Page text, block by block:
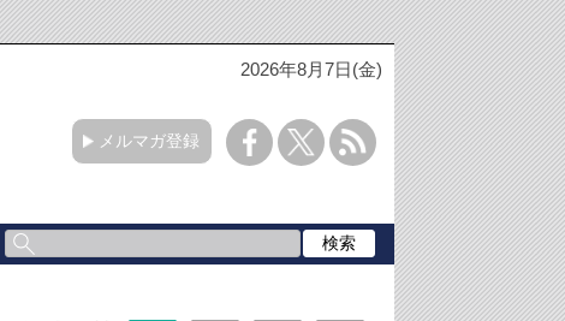
2026年8月7日(金)
メルマガ登録